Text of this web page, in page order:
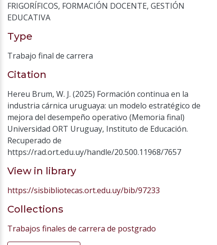
FRIGORÍFICOS, FORMACIÓN DOCENTE, GESTIÓN
EDUCATIVA
Type
Trabajo final de carrera
Citation
Hereu Brum, W. J. (2025) Formación continua en la
industria cárnica uruguaya: un modelo estratégico de
mejora del desempeño operativo (Memoria final)
Universidad ORT Uruguay, Instituto de Educación.
Recuperado de
https://rad.ort.edu.uy/handle/20.500.11968/7657
View in library
https://sisbibliotecas.ort.edu.uy/bib/97233
Collections
Trabajos finales de carrera de postgrado